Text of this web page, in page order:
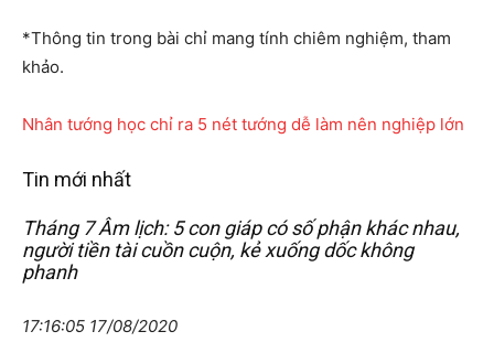
*Thông tin trong bài chỉ mang tính chiêm nghiệm, tham
khảo.
Nhân tướng học chỉ ra 5 nét tướng dễ làm nên nghiệp lớn
Tin mới nhất
Tháng 7 Âm lịch: 5 con giáp có số phận khác nhau,
người tiền tài cuồn cuộn, kẻ xuống dốc không
phanh
17:16:05 17/08/2020